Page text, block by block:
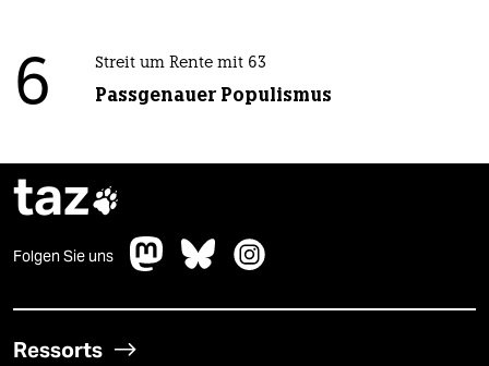
6 Streit um Rente mit 63
Passgenauer Populismus
taz
Folgen Sie uns
Ressorts